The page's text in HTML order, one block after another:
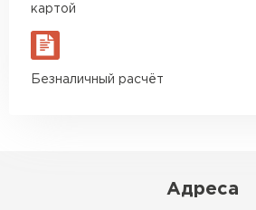
картой
Безналичный расчёт
Адреса